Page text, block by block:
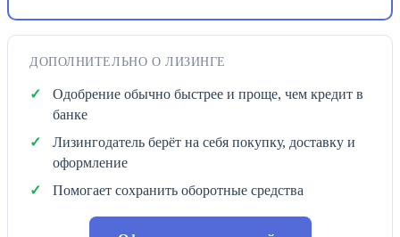
ДОПОЛНИТЕЛЬНО О ЛИЗИНГЕ
Одобрение обычно быстрее и проще, чем кредит в
банке
Лизингодатель берёт на себя покупку, доставку и
оформление
Помогает сохранить оборотные средства